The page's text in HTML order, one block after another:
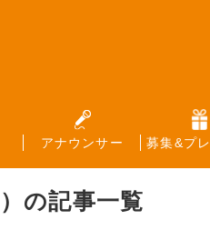
アナウンサー 募集&プ
の記事一覧